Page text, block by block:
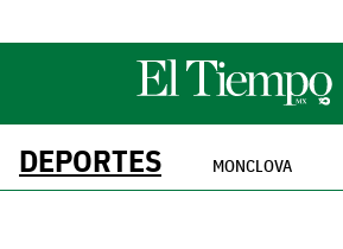
DEPORTES MONCLOVA